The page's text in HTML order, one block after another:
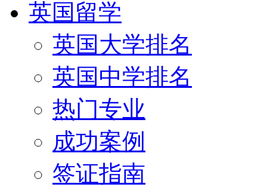
英国留学
英国大学排名
英国中学排名
热门专业
成功案例
签证指南